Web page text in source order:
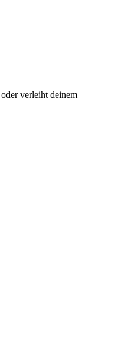
verleiht deinem